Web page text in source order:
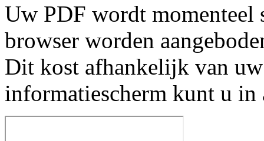
Uw PDF wordt momenteel
browser worden
Dit kost afhankelijk van
informatiescherm kunt u